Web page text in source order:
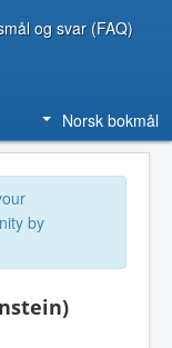
og svar (FAQ)
Norsk bokmål
by